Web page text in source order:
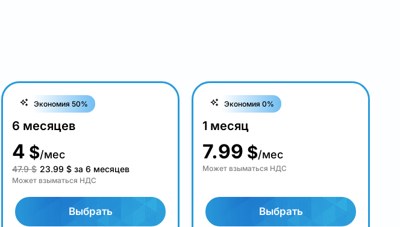
Экономия 50%
6 месяцев
4 $/мес
47.9 $ 23.99 $ за 6 месяцев
Может взыматься НДС
Выбрать
Экономия 0%
1 месяц
7.99 $/мес
Может взыматься НДС
Выбрать